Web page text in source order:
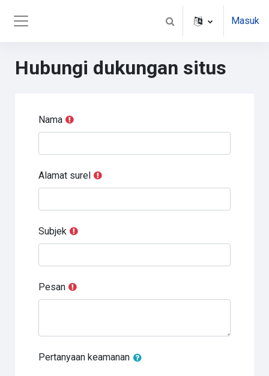
Alihkan input pencarian
Masuk
Hubungi dukungan situs
Nama
Alamat surel
Subjek
Pesan
Pertanyaan keamanan